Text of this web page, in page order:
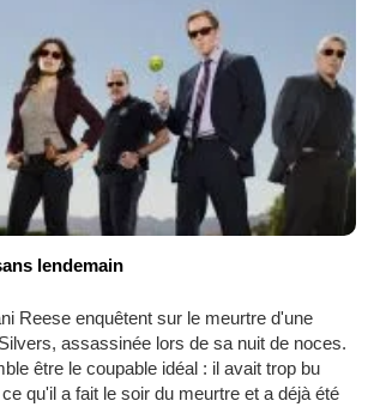
lendemain
Reese enquêtent sur le meurtre d'une
assassinée lors de sa nuit de noces.
être le coupable idéal : il avait trop bu
qu'il a fait le soir du meurtre et a déjà été